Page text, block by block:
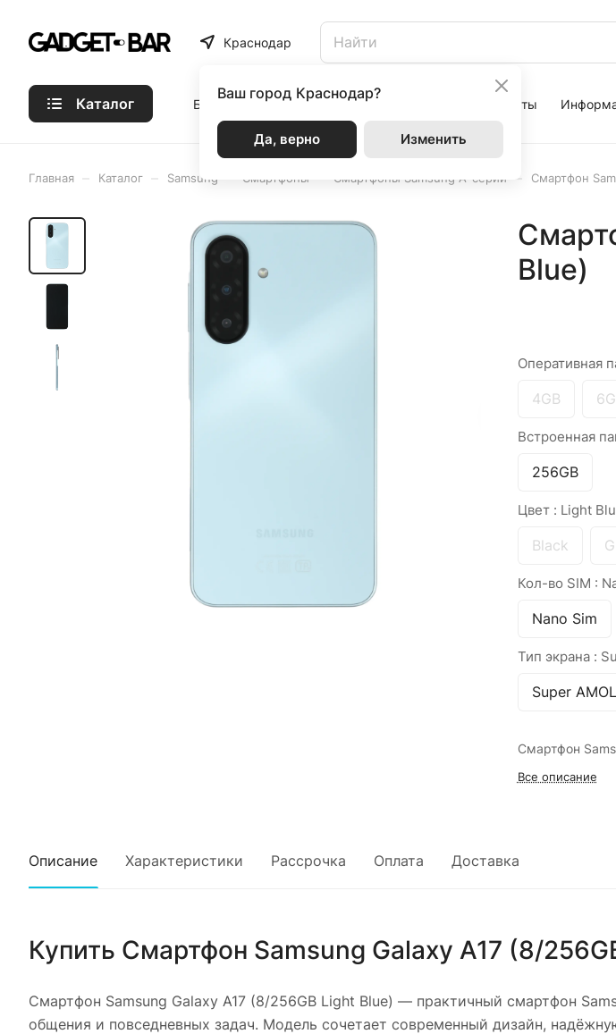
Краснодар
Ваш город Краснодар?
Да, верно Изменить
Каталог Бренды Статьи Акции Контакты
Главная Каталог Samsung Смартфоны Смартфоны Samsung A-серии – Смартфон
Blue)
Оперативная
4GB
Встроенная
256GB
Цвет : Light
Black
Кол-во SIM :
Nano Sim
Тип экрана :
Super
Смартфон
Все описание
Описание Характеристики Рассрочка Оплата Доставка
Купить Смартфон Samsung Galaxy A17 (8/
Смартфон Samsung Galaxy A17 (8/256GB Light Blue) — практичный смартфон
общения и повседневных задач. Модель сочетает современный дизайн,